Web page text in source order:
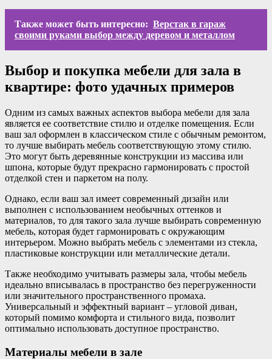
Также может быть интересно: Верстак в гараж
своими руками выбор между деревом и металлом
Выбор и покупка мебели для зала в
квартире: фото удачных примеров
Одним из самых важных аспектов выбора мебели для зала
является ее соответствие стилю и отделке помещения. Если
ваш зал оформлен в классическом стиле с обычным ремонтом,
то лучше выбирать мебель соответствующую этому стилю.
Это могут быть деревянные конструкции из массива или
шпона, которые будут прекрасно гармонировать с простой
отделкой стен и паркетом на полу.
Однако, если ваш зал имеет современный дизайн или
выполнен с использованием необычных оттенков и
материалов, то для такого зала лучше выбирать современную
мебель, которая будет гармонировать с окружающим
интерьером. Можно выбрать мебель с элементами из стекла,
пластиковые конструкции или металлические детали.
Также необходимо учитывать размеры зала, чтобы мебель
идеально вписывалась в пространство без перегруженности
или значительного пространственного промаха.
Универсальный и эффектный вариант – угловой диван,
который помимо комфорта и стильного вида, позволит
оптимально использовать доступное пространство.
Материалы мебели в зале